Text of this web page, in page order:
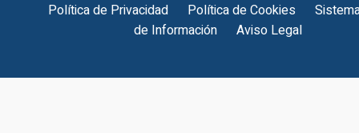
Política de Privacidad
Política de Cookies
de Información
Aviso Legal